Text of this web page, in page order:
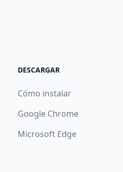
DESCARGAR
Cómo instalar
Google Chrome
Microsoft Edge